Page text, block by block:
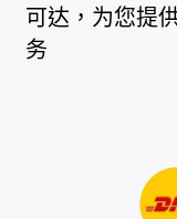
可达，为您提
务